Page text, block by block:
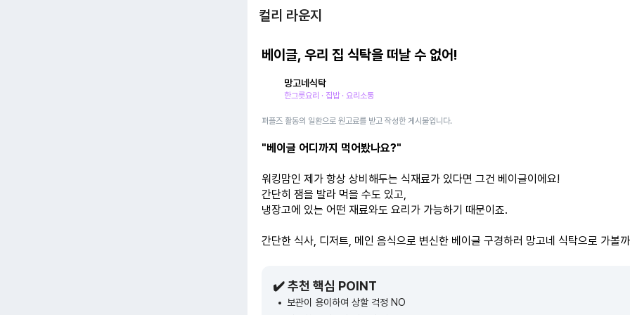
컬리 라운지
베이글, 우리 집 식탁을 떠날 수 없어!
망고네식탁
한그릇요리 · 집밥 · 요리소통
퍼플즈 활동의 일환으로 원고료를 받고 작성한 게시물입니다.
"베이글 어디까지 먹어봤나요?"
워킹맘인 제가 항상 상비해두는 식재료가 있다면 그건 베이글이에요!
간단히 잼을 발라 먹을 수도 있고,
냉장고에 있는 어떤 재료와도 요리가 가능하기 때문이죠.
간단한 식사, 디저트, 메인 음식으로 변신한 베이글 구경하러 망고네 식탁으로 가볼
✔️ 추천 핵심 POINT
보관이 용이하여 상할 걱정 NO